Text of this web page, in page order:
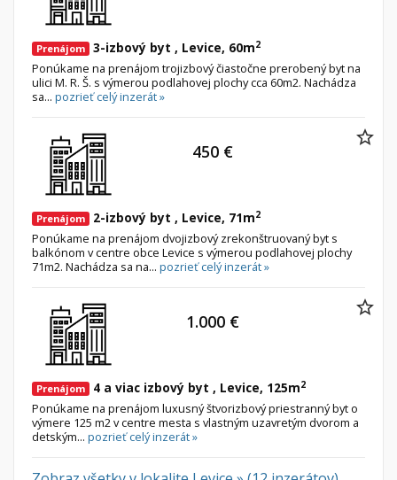
Prenájom 3-izbový byt , Levice, 60m2
Ponúkame na prenájom trojizbový čiastočne prerobený byt na
ulici M. R. Š. s výmerou podlahovej plochy cca 60m2. Nachádza
sa... pozrieť celý inzerát »
Prenájom 2-izbový byt , Levice, 71m2
Ponúkame na prenájom dvojizbový zrekonštruovaný byt s
balkónom v centre obce Levice s výmerou podlahovej plochy
71m2. Nachádza sa na... pozrieť celý inzerát »
450 €
Prenájom 4 a viac izbový byt , Levice, 125m2
Ponúkame na prenájom luxusný štvorizbový priestranný byt o
výmere 125 m2 v centre mesta s vlastným uzavretým dvorom a
detským... pozrieť celý inzerát »
1.000 €